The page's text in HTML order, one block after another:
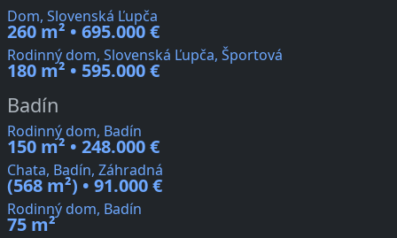
Dom, Slovenská Ľupča
260 m² • 695.000 €
Rodinný dom, Slovenská Ľupča, Športová
180 m² • 595.000 €
Badín
Rodinný dom, Badín
150 m² • 248.000 €
Chata, Badín, Záhradná
(568 m²) • 91.000 €
Rodinný dom, Badín
75 m²